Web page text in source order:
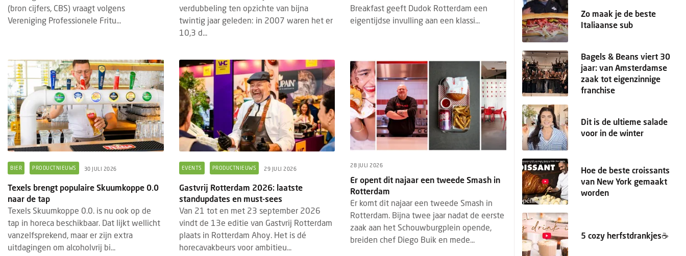
(bron cijfers, CBS) vraagt volgens
Vereniging Professionele Fritu...
verdubbeling ten opzichte van bijna
twintig jaar geleden: in 2007 waren het er
10,3 d...
Breakfast geeft Dudok Rotterdam een
eigentijdse invulling aan een klassi...
BIER PRODUCTNIEUWS 30 JULI 2026
Texels brengt populaire Skuumkoppe 0.0
naar de tap
Texels Skuumkoppe 0.0. is nu ook op de
tap in horeca beschikbaar. Dat lijkt wellicht
vanzelfsprekend, maar er zijn extra
uitdagingen om alcoholvrij bi...
EVENTS PRODUCTNIEUWS 29 JULI 2026
Gastvrij Rotterdam 2026: laatste
standupdates en must-sees
Van 21 tot en met 23 september 2026
vindt de 13e editie van Gastvrij Rotterdam
plaats in Rotterdam Ahoy. Het is dé
horecavakbeurs voor ambitieu...
28 JULI 2026
Er opent dit najaar een tweede Smash in
Rotterdam
Er komt dit najaar een tweede Smash in
Rotterdam. Bijna twee jaar nadat de eerste
zaak aan het Schouwburgplein opende,
breiden chef Diego Buik en mede...
Zo maak je de beste
Italiaanse sub
Bagels & Beans viert 30
jaar: van Amsterdamse
zaak tot eigenzinnige
franchise
Dit is de ultieme salade
voor in de winter
Hoe de beste croissants
van New York gemaakt
worden
5 cozy herfstdrankjes☕️